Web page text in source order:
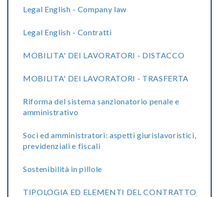
Legal English - Company law
Legal English - Contratti
MOBILITA' DEI LAVORATORI - DISTACCO
MOBILITA' DEI LAVORATORI - TRASFERTA
Riforma del sistema sanzionatorio penale e
amministrativo
Soci ed amministratori: aspetti giurislavoristici,
previdenziali e fiscali
Sostenibilità in pillole
TIPOLOGIA ED ELEMENTI DEL CONTRATTO